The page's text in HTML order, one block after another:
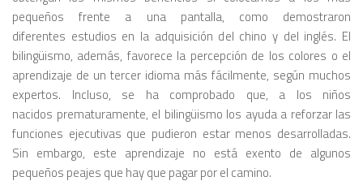
pequeños frente a una pantalla, como demostraron
diferentes estudios en la adquisición del chino y del inglés. El
bilingüismo, además, favorece la percepción de los colores o el
aprendizaje de un tercer idioma más fácilmente, según muchos
expertos. Incluso, se ha comprobado que, a los niños
nacidos prematuramente, el bilingüismo los ayuda a reforzar las
funciones ejecutivas que pudieron estar menos desarrolladas.
Sin embargo, este aprendizaje no está exento de algunos
pequeños peajes que hay que pagar por el camino.